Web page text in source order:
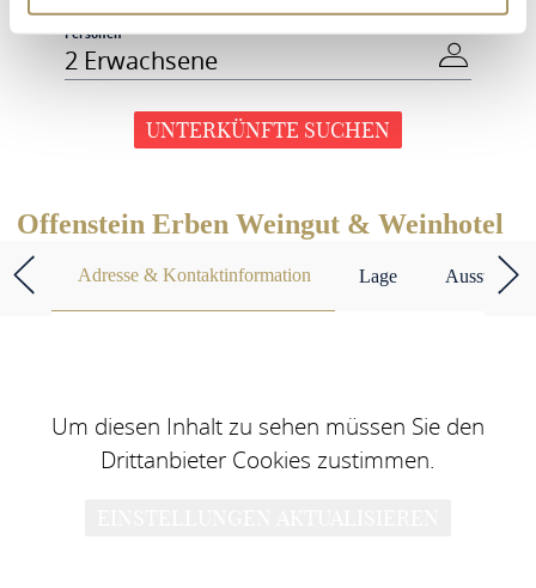
Personen
2 Erwachsene
UNTERKÜNFTE SUCHEN
Offenstein Erben Weingut & Weinhotel
Adresse & Kontaktinformation Lage
Um diesen Inhalt zu sehen müssen Sie den
Drittanbieter Cookies zustimmen.